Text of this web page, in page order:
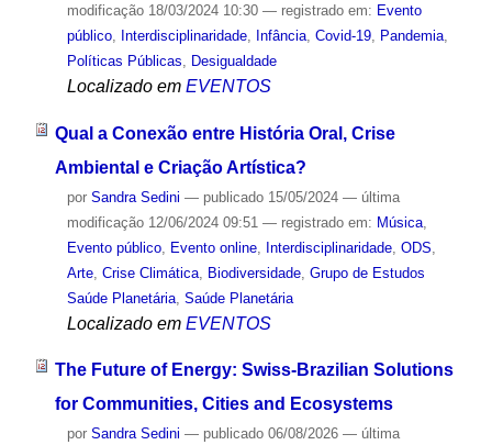
modificação18/03/2024 10:30 — registrado em: Evento
público, Interdisciplinaridade, Infância, Covid-19, Pandemia,
Políticas Públicas, Desigualdade
Localizado em EVENTOS
Qual a Conexão entre História Oral, Crise
Ambiental e Criação Artística?
por Sandra Sedini — publicado15/05/2024 — última
modificação12/06/2024 09:51 — registrado em: Música,
Evento público, Evento online, Interdisciplinaridade, ODS
Arte, Crise Climática, Biodiversidade, Grupo de Estudos
Saúde Planetária, Saúde Planetária
Localizado em EVENTOS
The Future of Energy: Swiss-Brazilian Solutions
for Communities, Cities and Ecosystems
por Sandra Sedini — publicado06/08/2026 — última